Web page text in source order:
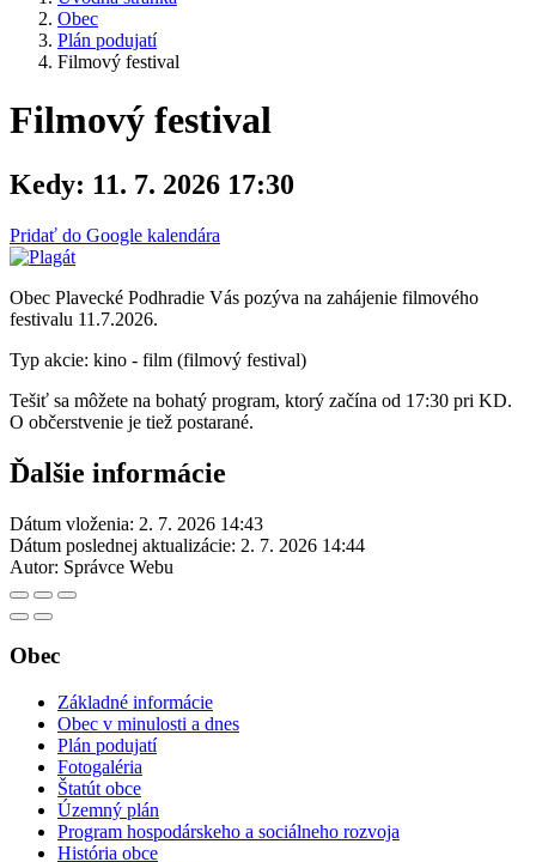
Obec
Plán podujatí
Filmový festival
Filmový festival
Kedy: 11. 7. 2026 17:30
Pridať do Google kalendára
Obec Plavecké Podhradie Vás pozýva na zahájenie filmového
festivalu 11.7.2026.
Typ akcie: kino - film (filmový festival)
Tešiť sa môžete na bohatý program, ktorý začína od 17:30 pri KD.
O občerstvenie je tiež postarané.
Ďalšie informácie
Dátum vloženia: 2. 7. 2026 14:43
Dátum poslednej aktualizácie: 2. 7. 2026 14:44
Autor: Správce Webu
Obec
Základné informácie
Obec v minulosti a dnes
Plán podujatí
Fotogaléria
Štatút obce
Územný plán
Program hospodárskeho a sociálneho rozvoja
História obce